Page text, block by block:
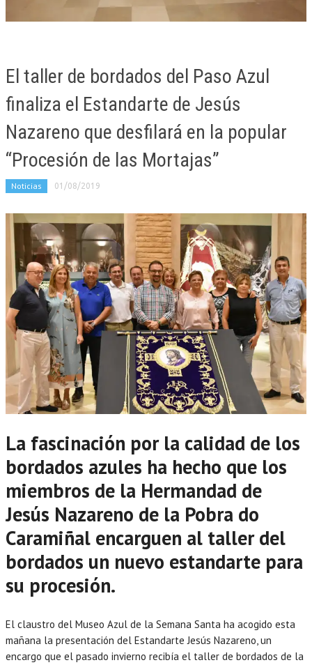
El taller de bordados del Paso Azul
finaliza el Estandarte de Jesús
Nazareno que desfilará en la popular
“Procesión de las Mortajas”
Noticias 01/08/2019
La fascinación por la calidad de los
bordados azules ha hecho que los
miembros de la Hermandad de
Jesús Nazareno de la Pobra do
Caramiñal encarguen al taller del
bordados un nuevo estandarte para
su procesión.
El claustro del Museo Azul de la Semana Santa ha acogido esta
mañana la presentación del Estandarte Jesús Nazareno, un
encargo que el pasado invierno recibía el taller de bordados de la